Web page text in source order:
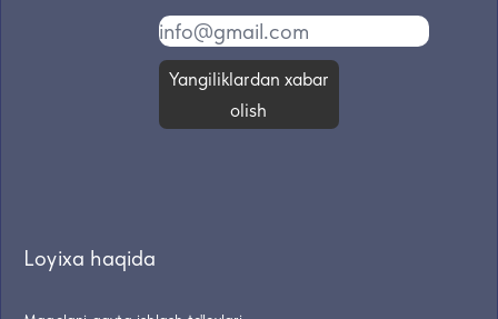
Yangiliklardan xabar
olish
Loyixa haqida